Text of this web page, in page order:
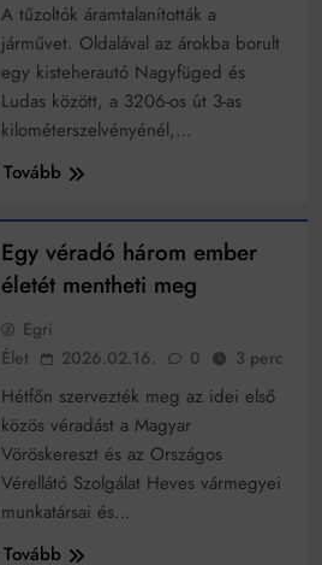
A tűzoltók áramtalanították a
járművet. Oldalával az árokba borult
egy kisteherautó Nagyfüged és
Ludas között, a 3206-os út 3-as
kilométerszelvényénél,…
Tovább
Egy véradó három ember
életét mentheti meg
Egri
Élet
2026.02.16. 0 3 perc
Hétfőn szervezték meg az idei első
közös véradást a Magyar
Vöröskereszt és az Országos
Vérellátó Szolgálat Heves vármegyei
munkatársai és…
Tovább